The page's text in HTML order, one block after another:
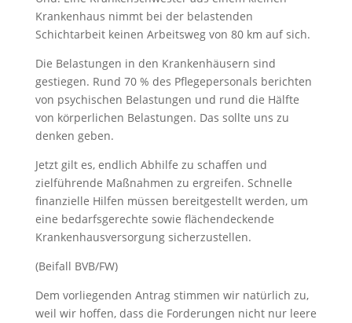
Krankenhaus nimmt bei der belastenden
Schichtarbeit keinen Arbeitsweg von 80 km auf sich.
Die Belastungen in den Krankenhäusern sind
gestiegen. Rund 70 % des Pflegepersonals berichten
von psychischen Belastungen und rund die Hälfte
von körperlichen Belastungen. Das sollte uns zu
denken geben.
Jetzt gilt es, endlich Abhilfe zu schaffen und
zielführende Maßnahmen zu ergreifen. Schnelle
finanzielle Hilfen müssen bereitgestellt werden, um
eine bedarfsgerechte sowie flächendeckende
Krankenhausversorgung sicherzustellen.
(Beifall BVB/FW)
Dem vorliegenden Antrag stimmen wir natürlich zu,
weil wir hoffen, dass die Forderungen nicht nur leere